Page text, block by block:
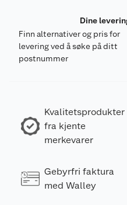
Dine
Finn alternativer og pris for
levering ved å søke på ditt
postnummer
Kvalitetsprodukter
fra kjente
merkevarer
Gebyrfri faktura
med Walley